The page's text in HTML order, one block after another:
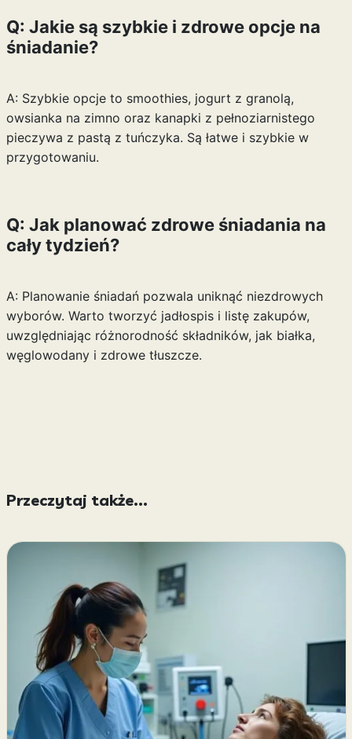
Q: Jakie są szybkie i zdrowe opcje na
śniadanie?
A: Szybkie opcje to smoothies, jogurt z granolą,
owsianka na zimno oraz kanapki z pełnoziarnistego
pieczywa z pastą z tuńczyka. Są łatwe i szybkie w
przygotowaniu.
Q: Jak planować zdrowe śniadania na
cały tydzień?
A: Planowanie śniadań pozwala uniknąć niezdrowych
wyborów. Warto tworzyć jadłospis i listę zakupów,
uwzględniając różnorodność składników, jak białka,
węglowodany i zdrowe tłuszcze.
Przeczytaj także...